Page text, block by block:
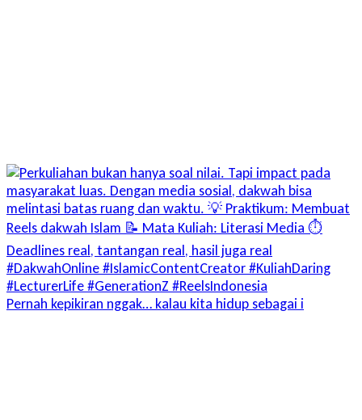
Pernah kepikiran nggak… kalau kita hidup sebagai i